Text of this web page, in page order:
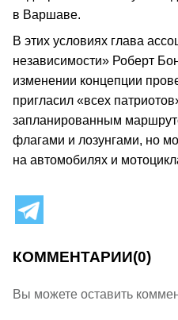
в Варшаве.
В этих условиях глава
независимости» Роберт
изменении концепции
пригласил «всех
запланированным
флагами и лозунгами, но
на автомобилях и
КОММЕНТАРИИ(0)
Вы можете оставить